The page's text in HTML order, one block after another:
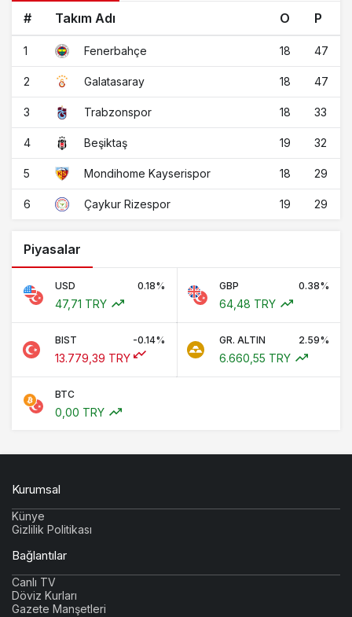
# Takım Adı O P
1 Fenerbahçe 18 47
2 Galatasaray 18 47
3 Trabzonspor 18 33
4 Beşiktaş 19 32
5 Mondihome Kayserispor 18 29
6 Çaykur Rizespor 19 29
Piyasalar
USD 0.18%
47,71 TRY
GBP 0.38%
64,48 TRY
BIST -0.14%
13.779,39 TRY
GR. ALTIN 2.59%
6.660,55 TRY
BTC
0,00 TRY
Kurumsal
Künye
Gizlilik Politikası
Bağlantılar
Canlı TV
Döviz Kurları
Gazete Manşetleri